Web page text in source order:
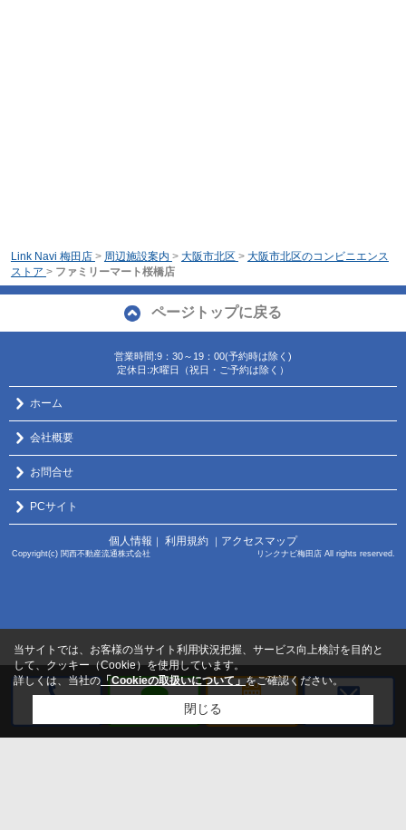
Link Navi 梅田店 > 周辺施設案内 > 大阪市北区 > 大阪市北区のコンビニエンス
ストア > ファミリーマート桜橋店
ページトップに戻る
営業時間:9：30～19：00(予約時は除く)
定休日:水曜日（祝日・ご予約は除く）
ホーム
会社概要
お問合せ
PCサイト
個人情報 ｜ 利用規約 ｜ アクセスマップ
Copyright(c) 関西不動産流通株式会社 リンクナビ梅田店 All rights reserved.
当サイトでは、お客様の当サイト利用状況把握、サービス向上検討を目的と
して、クッキー（Cookie）を使用しています。
詳しくは、当社の 「Cookieの取扱いについて」をご確認ください。
閉じる